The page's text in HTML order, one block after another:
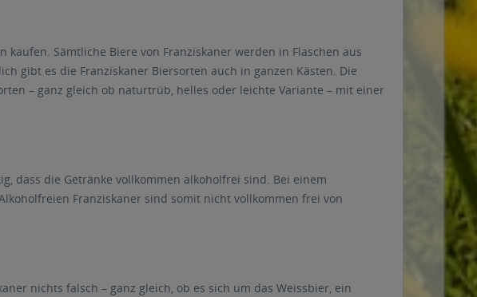
Sämtliche Biere von Franziskaner werden in Flaschen aus
gibt es die Franziskaner Biersorten auch in ganzen Kästen. Die
– ganz gleich ob naturtrüb, helles oder leichte Variante – mit einer
dass die Getränke vollkommen alkoholfrei sind. Bei einem
Franziskaner sind somit nicht vollkommen frei von
nichts falsch – ganz gleich, ob es sich um das Weissbier, ein